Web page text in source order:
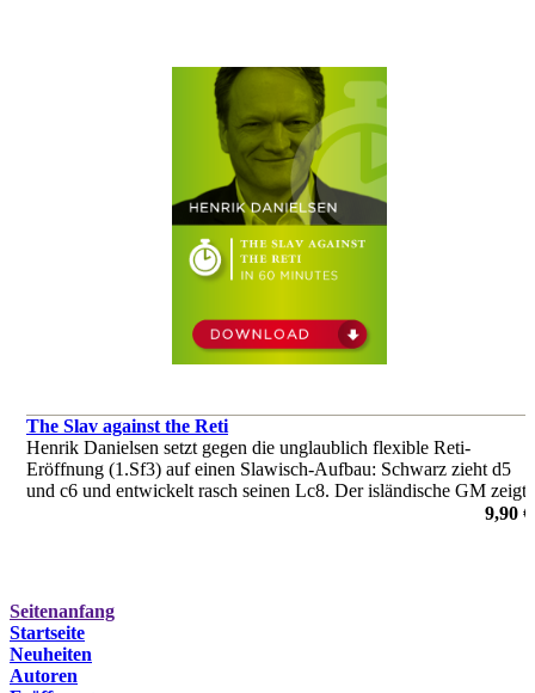
The Slav against the Reti
Henrik Danielsen setzt gegen die unglaublich flexible Reti-
Eröffnung (1.Sf3) auf einen Slawisch-Aufbau: Schwarz zieht d5
und c6 und entwickelt rasch seinen Lc8. Der isländische GM zeigt
Ihnen viele Feinheiten und Tricks, die man unbedingt kennen9,90 €
Seitenanfang
Startseite
Neuheiten
Autoren